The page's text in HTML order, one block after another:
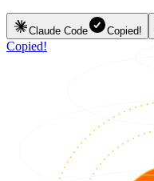
Claude Code Copied!
Copied!